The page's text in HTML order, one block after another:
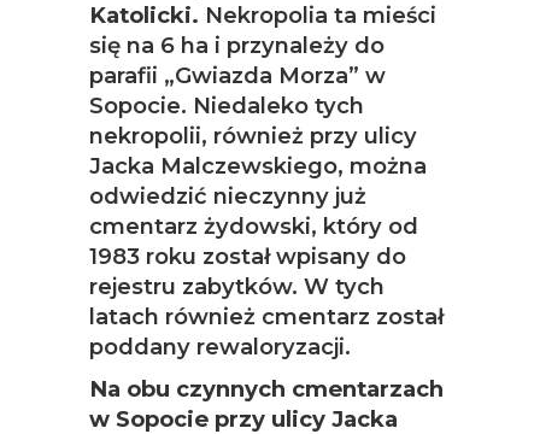
Katolicki. Nekropolia ta mieści
się na 6 ha i przynależy do
parafii „Gwiazda Morza” w
Sopocie. Niedaleko tych
nekropolii, również przy ulicy
Jacka Malczewskiego, można
odwiedzić nieczynny już
cmentarz żydowski, który od
1983 roku został wpisany do
rejestru zabytków. W tych
latach również cmentarz został
poddany rewaloryzacji.
Na obu czynnych cmentarzach
w Sopocie przy ulicy Jacka